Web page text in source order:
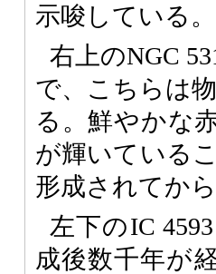
示唆している。
右上のNGC
で、こちらは
る。鮮やかな
が輝いている
形成されてか
左下のIC
成後数千年が